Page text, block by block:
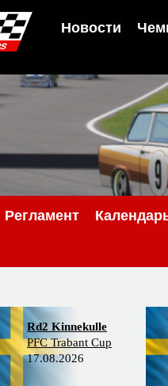
Новости
Регламент
Rd2 Kinnekulle
PFC Trabant Cup
17.08.2026